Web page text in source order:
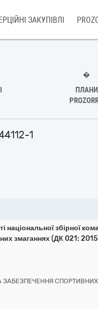
ЗАКУПІВЛІ
�
ПЛАНИ
1
національної збірної
змаганнях (ДК 021:
СПОРТИВНИХ